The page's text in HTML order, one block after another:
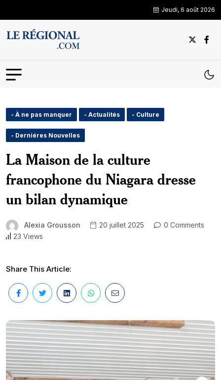
Jeudi, 6 août 2026
- À ne pas manquer - Actualités - Culture
- Derniéres Nouvelles
La Maison de la culture
francophone du Niagara dresse
un bilan dynamique
Alexia Grousson 20 juillet 2025
0 Comments
23 Views
Share This Article: